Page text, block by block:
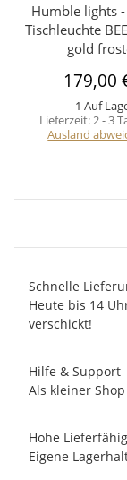
Humble lights
Tischleuchte
gold
179,00
1 Auf
Lieferzeit:2 - 3
Ausland
Schnelle
Heute bis 14
verschickt!
Hilfe & Support
Als kleiner
Hohe
Eigene